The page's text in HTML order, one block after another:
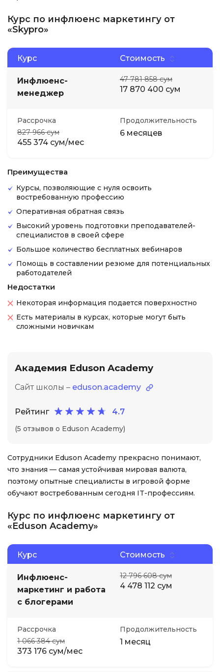
Курс по инфлюенс маркетингу от
«Skypro»
Курс Стоимость
Инфлюенс-
менеджер
47 781 858 сум
17 870 400 сум
Рассрочка
827 966 сум
455 374 сум/мес
Продолжительность
6 месяцев
Преимущества
Курсы, позволяющие с нуля освоить
востребованную профессию
Оперативная обратная связь
Высокий уровень подготовки преподавателей-
специалистов в своей сфере
Большое количество бесплатных вебинаров
Помощь в составлении резюме для потенциальных
работодателей
Недостатки
Некоторая информация подается поверхностно
Есть материалы в курсах, которые могут быть
сложными новичкам
Академия Eduson Academy
Сайт школы – eduson.academy
Рейтинг 4.7
(5 отзывов о Eduson Academy)
Сотрудники Eduson Academy прекрасно понимают,
что знания — самая устойчивая мировая валюта,
поэтому опытные специалисты в игровой форме
обучают востребованным сегодня IT-профессиям.
Курс по инфлюенс маркетингу от
«Eduson Academy»
Курс Стоимость
Инфлюенс-
маркетинг и работа
с блогерами
12 796 608 сум
4 478 112 сум
Рассрочка
1 066 384 сум
373 176 сум/мес
Продолжительность
1 месяц